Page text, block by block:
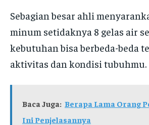
Sebagian besar ahli
minum setidaknya 8 gelas air
kebutuhan bisa berbeda-beda
aktivitas dan kondisi tubuhmu.
Baca Juga: Berapa Lama Orang
Ini Penjelasannya